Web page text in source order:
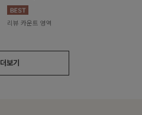
리뷰 카운트 영역
더보기